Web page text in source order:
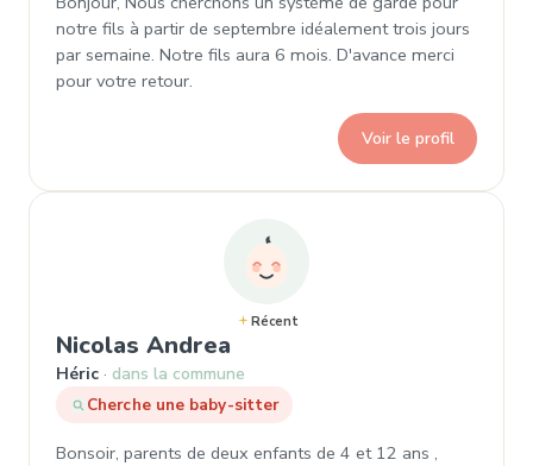
notre fils à partir de septembre idéalement trois jours
par semaine. Notre fils aura 6 mois. D'avance merci
pour votre retour.
Voir le profil
Récent
Nicolas Andrea
Héric dans la commune
Cherche une baby-sitter
Bonsoir, parents de deux enfants de 4 et 12 ans ,